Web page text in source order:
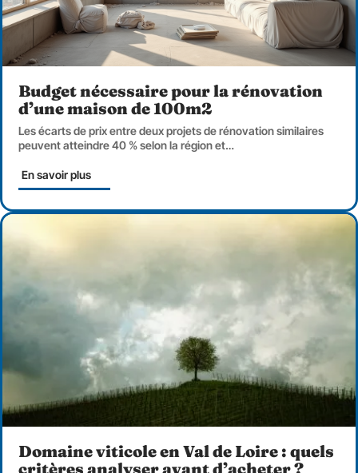
Budget nécessaire pour la rénovation
d’une maison de 100m2
Les écarts de prix entre deux projets de rénovation similaires
peuvent atteindre 40 % selon la région et…
En savoir plus
Domaine viticole en Val de Loire : quels
critères analyser avant d’acheter ?